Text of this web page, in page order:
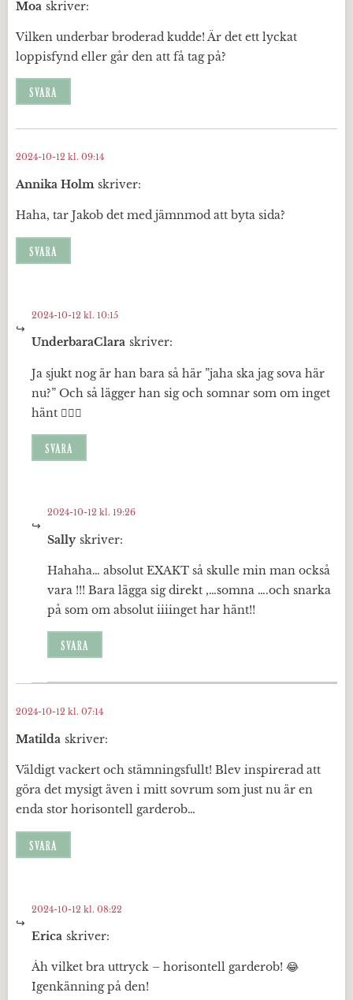
Moa skriver:
Vilken underbar broderad kudde! Är det ett lyckat
loppisfynd eller går den att få tag på?
SVARA
Annika Holm skriver:
2024-10-12 kl. 09:14
Haha, tar Jakob det med jämnmod att byta sida?
SVARA
UnderbaraClara skriver:
2024-10-12 kl. 10:15
Ja sjukt nog är han bara så här ”jaha ska jag sova här
nu?” Och så lägger han sig och somnar som om inget
hänt 🤷🏼‍♀️
SVARA
Sally skriver:
2024-10-12 kl. 19:26
Hahaha… absolut EXAKT så skulle min man också
vara !!! Bara lägga sig direkt ,…somna ….och snarka
på som om absolut iiiinget har hänt!!
SVARA
Matilda skriver:
2024-10-12 kl. 07:14
Väldigt vackert och stämningsfullt! Blev inspirerad att
göra det mysigt även i mitt sovrum som just nu är en
enda stor horisontell garderob…
SVARA
Erica skriver:
2024-10-12 kl. 08:22
Åh vilket bra uttryck – horisontell garderob! 😂
Igenkänning på den!